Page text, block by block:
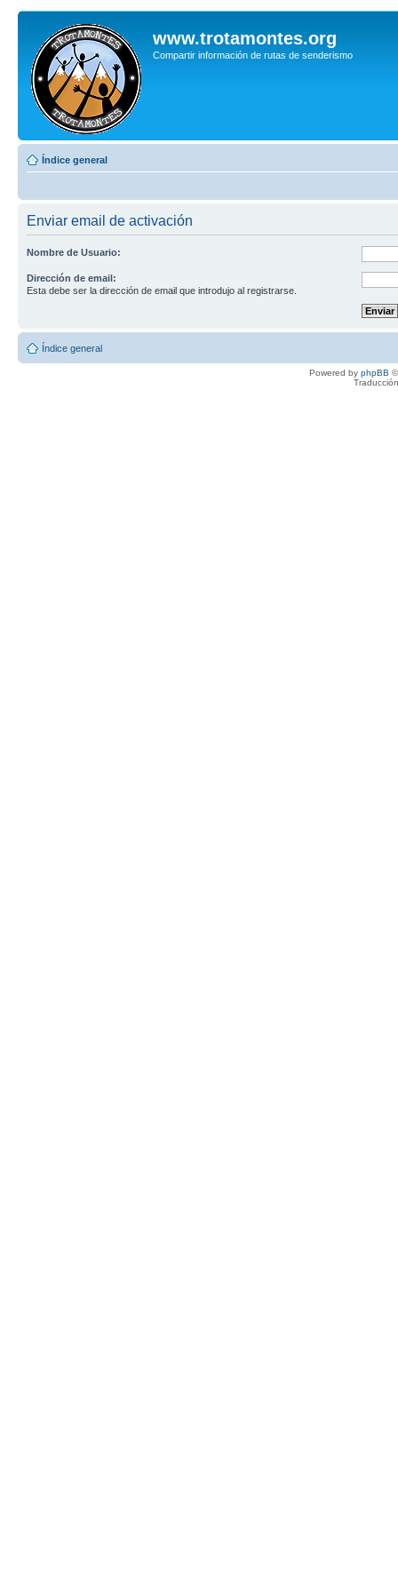
www.trotamontes.org
Compartir información de rutas de senderismo
Índice general
Enviar email de activación
Nombre de Usuario:
Dirección de email:
Esta debe ser la dirección de email que introdujo al registrarse.
Índice general
Powered by phpBB